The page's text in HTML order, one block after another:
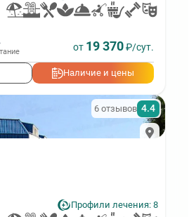
от 19 370₽/сут.
Наличие и цены
6 отзывов 4.4
Профили лечения: 8